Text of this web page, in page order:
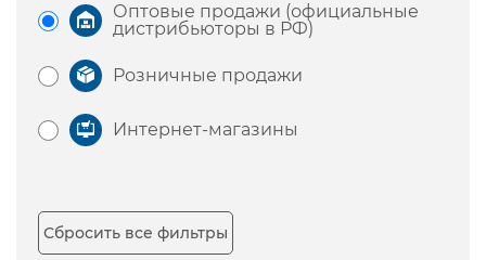
Оптовые продажи (официальные
дистрибьюторы в РФ)
Розничные продажи
Интернет-магазины
Сбросить все фильтры